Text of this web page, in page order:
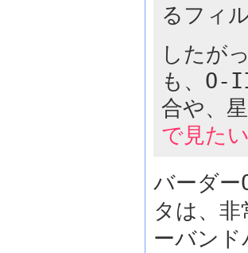
るフィ
したが
も、O-
合や、
で見た
バーダ
タは、
ーバン